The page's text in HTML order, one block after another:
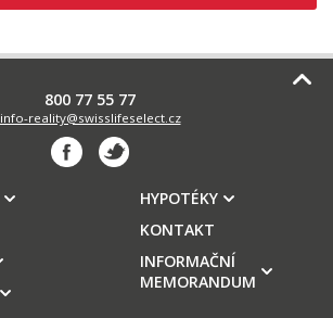
800 77 55 77
info-reality@swisslifeselect.cz
HYPOTÉKY
KONTAKT
INFORMAČNÍ
MEMORANDUM